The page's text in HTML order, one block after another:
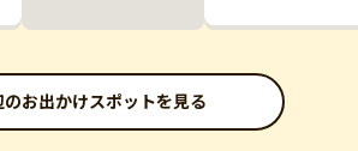
のお出かけスポットを見る